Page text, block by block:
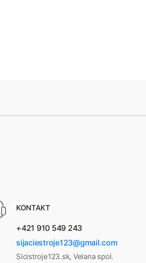
KONTAKT
+421 910 549 243
sijaciestroje123@gmail.com
Sicistroje123.sk, Velana spol.